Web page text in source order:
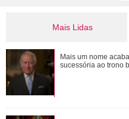
Mais Lidas
Caroline Dallarosa
Veja as famosas que
Mais um nome
sucessória ao trono